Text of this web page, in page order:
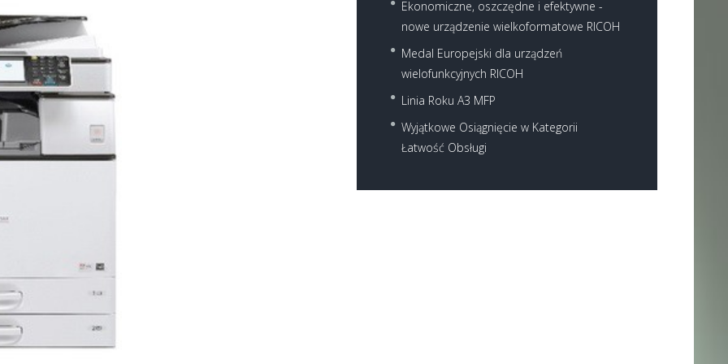
Ekonomiczne, oszczędne i efektywne -
nowe urządzenie wielkoformatowe RICOH
Medal Europejski dla urządzeń
wielofunkcyjnych RICOH
Linia Roku A3 MFP
Wyjątkowe Osiągnięcie w Kategorii
Łatwość Obsługi